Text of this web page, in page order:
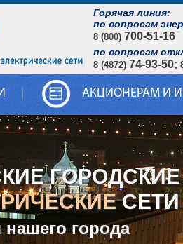
Горячая линия:
по вопросам
8 (800) 700-51-16
по вопросам
8 (4872) 74-93-50;
АКЦИОНЕРАМ И
ГОРОДСКИЕ
СЕТИ
нашего города